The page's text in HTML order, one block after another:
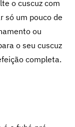
o cuscuz com
só um pouco de
ou
o seu cuscuz
completa.